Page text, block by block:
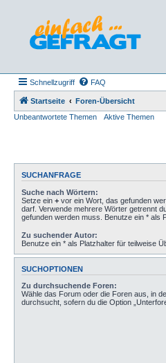
Schnellzugriff FAQ
Startseite
Foren-Übersicht
Unbeantwortete Themen
Aktive Themen
SUCHANFRAGE
Suche nach Wörtern:
Setze ein + vor ein Wort, das gefunden
darf. Verwende mehrere Wörter getrennt
gefunden werden muss. Benutze ein * als
Zu suchender Autor:
Benutze ein * als Platzhalter für teilweise
SUCHOPTIONEN
Zu durchsuchende Foren:
Wähle das Forum oder die Foren aus, in
durchsucht, sofern du die Option